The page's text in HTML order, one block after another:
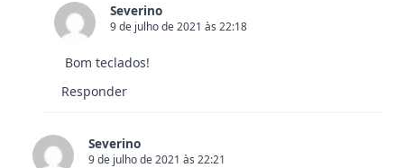
Severino
9 de julho de 2021 às 22:18
Bom teclados!
Responder
Severino
9 de julho de 2021 às 22:21